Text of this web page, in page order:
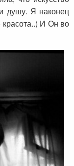
душу. Я наконец
красота..) И Он во